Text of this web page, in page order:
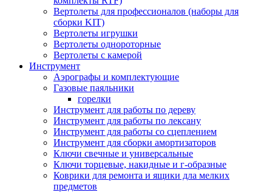
Вертолеты для профессионалов (наборы для
сборки KIT)
Вертолеты игрушки
Вертолеты однороторные
Вертолеты с камерой
Инструмент
Аэрографы и комплектующие
Газовые паяльники
горелки
Инструмент для работы по дереву
Инструмент для работы по лексану
Инструмент для работы со сцеплением
Инструмент для сборки амортизаторов
Ключи свечные и универсальные
Ключи торцевые, накидные и г-образные
Коврики для ремонта и ящики дла мелких
предметов